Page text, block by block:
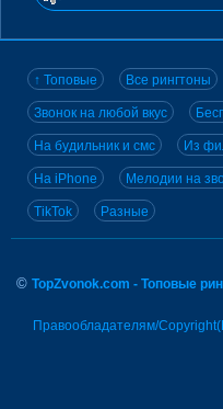
↑ Топовые Все рингтоны
Звонок на любой вкус
На будильник и смс Из
На iPhone Мелодии на
TikTok Разные
© TopZvonok.com - Топовые
Правообладателям/